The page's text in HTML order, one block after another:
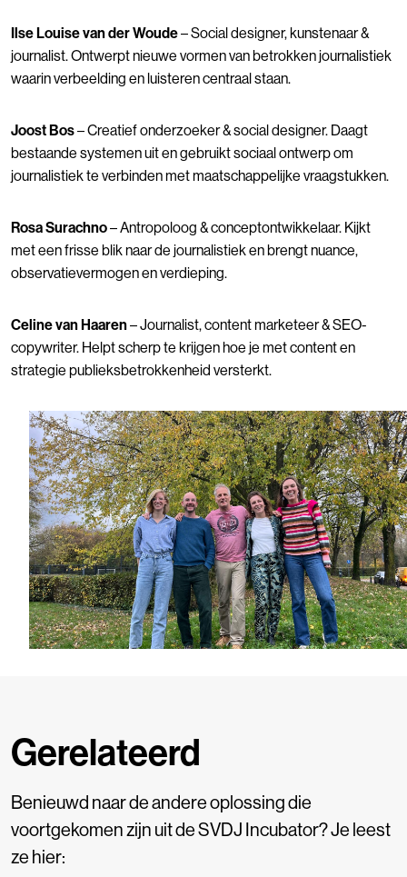
Ilse Louise van der Woude– Social designer, kunstenaar &
journalist. Ontwerpt nieuwe vormen van betrokken journalistiek
waarin verbeelding en luisteren centraal staan.
Joost Bos– Creatief onderzoeker & social designer. Daagt
bestaande systemen uit en gebruikt sociaal ontwerp om
journalistiek te verbinden met maatschappelijke vraagstukken.
Rosa Surachno– Antropoloog & conceptontwikkelaar. Kijkt
met een frisse blik naar de journalistiek en brengt nuance,
observatievermogen en verdieping.
Celine van Haaren– Journalist, content marketeer & SEO-
copywriter. Helpt scherp te krijgen hoe je met content en
strategie publieksbetrokkenheid versterkt.
Gerelateerd
Benieuwd naar de andere oplossing die
voortgekomen zijn uit de SVDJ Incubator? Je leest
ze hier: